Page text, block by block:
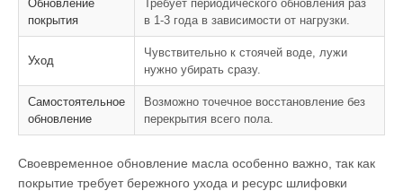
Обновление
покрытия
Требует периодического обновления раз
в 1-3 года в зависимости от нагрузки.
Уход
Чувствительно к стоячей воде, лужи
нужно убирать сразу.
Самостоятельное
обновление
Возможно точечное восстановление без
перекрытия всего пола.
Своевременное обновление масла особенно важно, так как
покрытие требует бережного ухода и ресурс шлифовки